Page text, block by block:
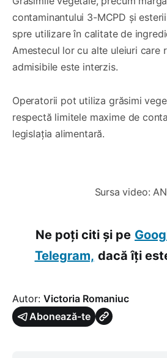
contaminantului 3-MCPD și
spre utilizare în calitate de
Amestecul lor cu alte uleiuri care
admisibile este interzis.
Operatorii pot utiliza grăsimi
respectă limitele maxime de
legislația alimentară.
Sursa video:
Ne poți citi și pe
Telegram, dacă îți
Autor: Victoria Romaniuc
Abonează-te